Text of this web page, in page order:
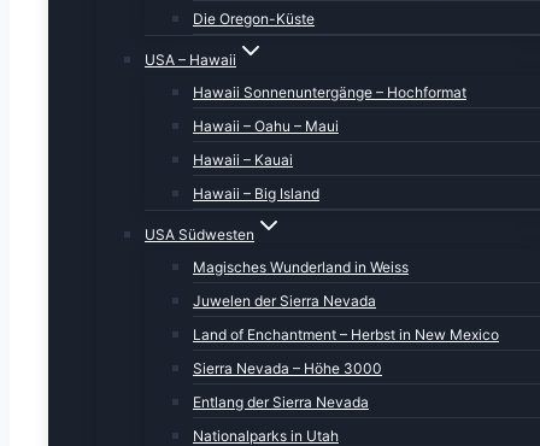
Die Oregon-Küste
USA – Hawaii
Hawaii Sonnenuntergänge – Hochformat
Hawaii – Oahu – Maui
Hawaii – Kauai
Hawaii – Big Island
USA Südwesten
Magisches Wunderland in Weiss
Juwelen der Sierra Nevada
Land of Enchantment – Herbst in New Mexico
Sierra Nevada – Höhe 3000
Entlang der Sierra Nevada
Nationalparks in Utah